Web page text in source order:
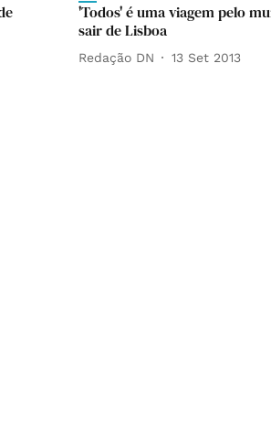
'Todos' é uma viagem pelo
sair de Lisboa
Redação DN 13 Set 2013